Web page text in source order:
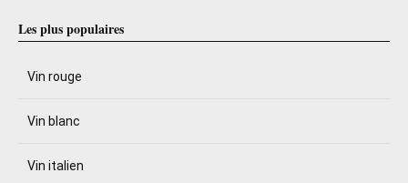
Les plus populaires
Vin rouge
Vin blanc
Vin italien